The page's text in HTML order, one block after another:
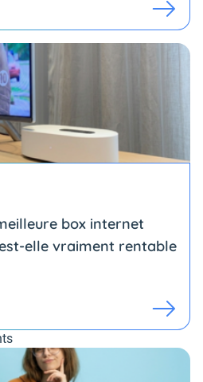
box internet
elle vraiment rentable